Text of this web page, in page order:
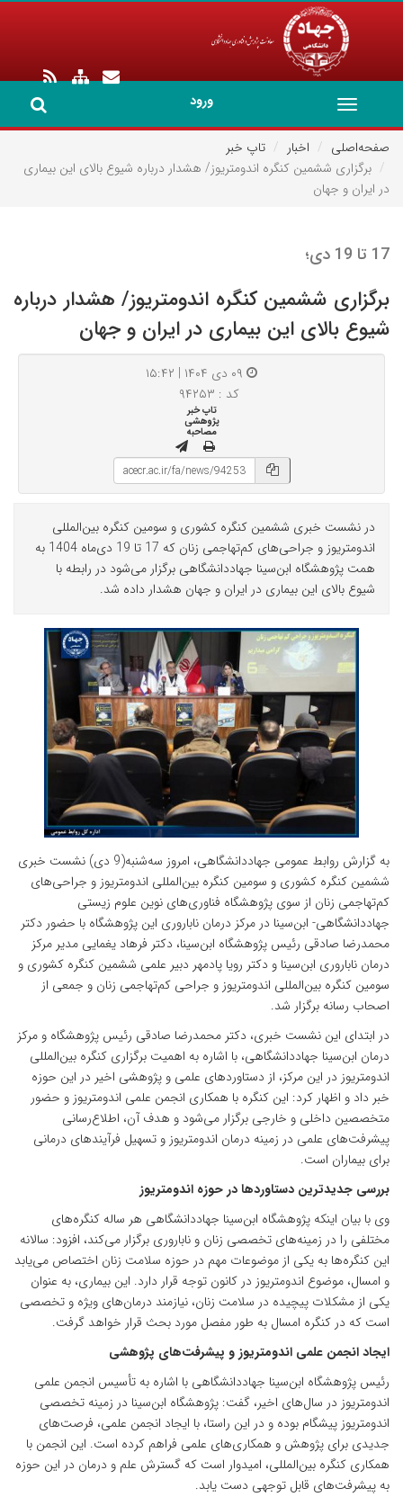
ورود
Toggle
navigation
صفحه‌اصلی
اخبار
تاپ خبر
برگزاری ششمین کنگره اندومتریوز/ هشدار درباره شیوع بالای این بیماری
در ایران و جهان
17 تا 19 دی؛
برگزاری ششمین کنگره اندومتریوز/ هشدار درباره
شیوع بالای این بیماری در ایران و جهان
کد : ۹۴۲۵۳
تاپ خبر
پژوهشی
مصاحبه
در نشست خبری ششمین کنگره کشوری و سومین کنگره بین‌المللی
اندومتریوز و جراحی‌های کم‌تهاجمی زنان که 17 تا 19 دی‌ماه 1404 به
همت پژوهشگاه ‌ابن‌سینا جهاددانشگاهی برگزار می‌شود در رابطه با
شیوع بالای این بیماری در ایران و جهان هشدار داده شد.
به گزارش روابط عمومی جهاددانشگاهی، امروز سه‌شنبه(9 دی) نشست خبری
ششمین کنگره کشوری و سومین کنگره بین‌المللی اندومتریوز و جراحی‌های
کم‌تهاجمی زنان از سوی پژوهشگاه فناوری‌های نوین علوم زیستی
جهاددانشگاهی- ابن‌سینا در مرکز درمان ناباروری این پژوهشگاه با حضور دکتر
محمدرضا صادقی رئیس پژوهشگاه ابن‌سینا، دکتر فرهاد یغمایی مدیر مرکز
درمان ناباروری ابن‌سینا و دکتر رویا پادمهر دبیر علمی ششمین کنگره کشوری و
سومین کنگره بین‌المللی اندومتریوز و جراحی کم‌تهاجمی زنان و جمعی از
اصحاب رسانه برگزار شد.
در ابتدای این نشست خبری، دکتر محمدرضا صادقی رئیس پژوهشگاه و مرکز
درمان ابن‌سینا جهاددانشگاهی، با اشاره به اهمیت برگزاری کنگره بین‌المللی
اندومتریوز در این مرکز، از دستاوردهای علمی و پژوهشی اخیر در این حوزه
خبر داد و اظهار کرد: این کنگره با همکاری انجمن علمی اندومتریوز و حضور
متخصصین داخلی و خارجی برگزار می‌شود و هدف آن، اطلاع‌رسانی
پیشرفت‌های علمی در زمینه درمان اندومتریوز و تسهیل فرآیندهای درمانی
برای بیماران است.
بررسی جدیدترین دستاوردها در حوزه اندومتریوز
وی با بیان اینکه پژوهشگاه ابن‌سینا جهاددانشگاهی هر ساله کنگره‌های
مختلفی را در زمینه‌های تخصصی زنان و ناباروری برگزار می‌کند، افزود: سالانه
این کنگره‌ها به یکی از موضوعات مهم در حوزه سلامت زنان اختصاص می‌یابد
و امسال، موضوع اندومتریوز در کانون توجه قرار دارد. این بیماری، به عنوان
یکی از مشکلات پیچیده در سلامت زنان، نیازمند درمان‌های ویژه و تخصصی
است که در کنگره امسال به طور مفصل مورد بحث قرار خواهد گرفت.
ایجاد انجمن علمی اندومتریوز و پیشرفت‌های پژوهشی
رئیس پژوهشگاه ابن‌سینا جهاددانشگاهی با اشاره به تأسیس انجمن علمی
اندومتریوز در سال‌های اخیر، گفت: پژوهشگاه ابن‌سینا در زمینه تخصصی
اندومتریوز پیشگام بوده و در این راستا، با ایجاد انجمن علمی، فرصت‌های
جدیدی برای پژوهش و همکاری‌های علمی فراهم کرده است. این انجمن با
همکاری کنگره بین‌المللی، امیدوار است که گسترش علم و درمان در این حوزه
به پیشرفت‌های قابل توجهی دست یابد.